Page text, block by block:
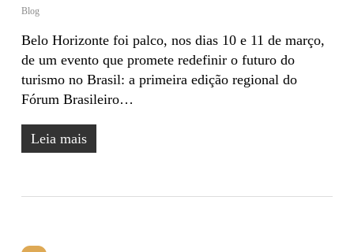
Blog
Belo Horizonte foi palco, nos dias 10 e 11 de março,
de um evento que promete redefinir o futuro do
turismo no Brasil: a primeira edição regional do
Fórum Brasileiro…
Leia mais